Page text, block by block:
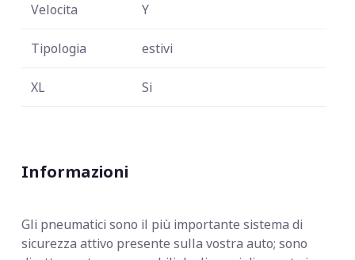
Velocita Y
Tipologia estivi
XL Si
Informazioni
Gli pneumatici sono il più importante sistema di
sicurezza attivo presente sulla vostra auto; sono